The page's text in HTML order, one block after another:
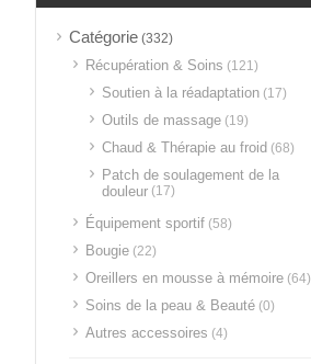
Catégorie (332)
Récupération & Soins (121)
Soutien à la réadaptation (17)
Outils de massage (19)
Chaud & Thérapie au froid (68)
Patch de soulagement de la
douleur (17)
Équipement sportif (58)
Bougie (22)
Oreillers en mousse à mémoire (64)
Soins de la peau & Beauté (0)
Autres accessoires (4)